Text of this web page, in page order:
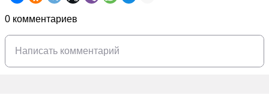
0 комментариев